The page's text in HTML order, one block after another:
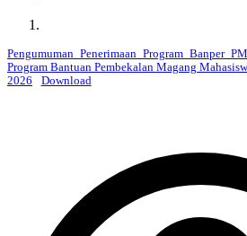
Program Bantuan Pembekalan Magang
2026
Download